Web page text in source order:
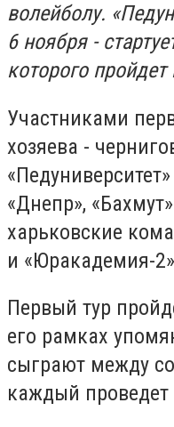
волейболу.
6 ноября -
которого
Участниками
хозяева -
«Днепр»,
харьковские
и «Юракадемия-
Первый тур
его рамках
сыграют между
каждый